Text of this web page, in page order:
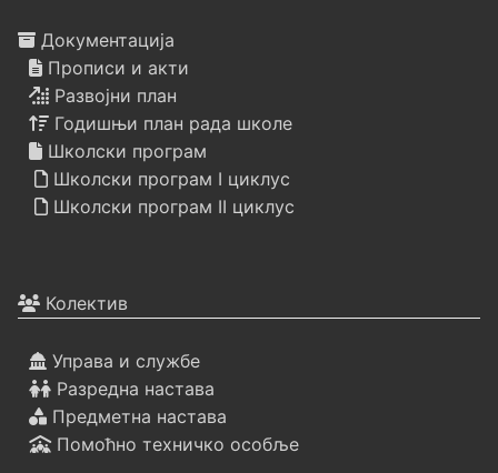
Документација
Прописи и акти
Развојни план
Годишњи план рада школе
Школски програм
Школски програм I циклус
Школски програм II циклус
Колектив
Управа и службе
Разредна настава
Предметна настава
Помоћно техничко особље